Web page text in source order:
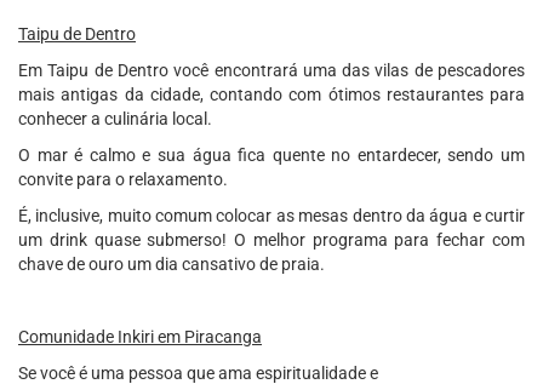
Taipu de Dentro
Em Taipu de Dentro você encontrará uma das vilas de pescadores
mais antigas da cidade, contando com ótimos restaurantes para
conhecer a culinária local.
O mar é calmo e sua água fica quente no entardecer, sendo um
convite para o relaxamento.
É, inclusive, muito comum colocar as mesas dentro da água e curtir
um drink quase submerso! O melhor programa para fechar com
chave de ouro um dia cansativo de praia.
Comunidade Inkiri em Piracanga
Se você é uma pessoa que ama espiritualidade e